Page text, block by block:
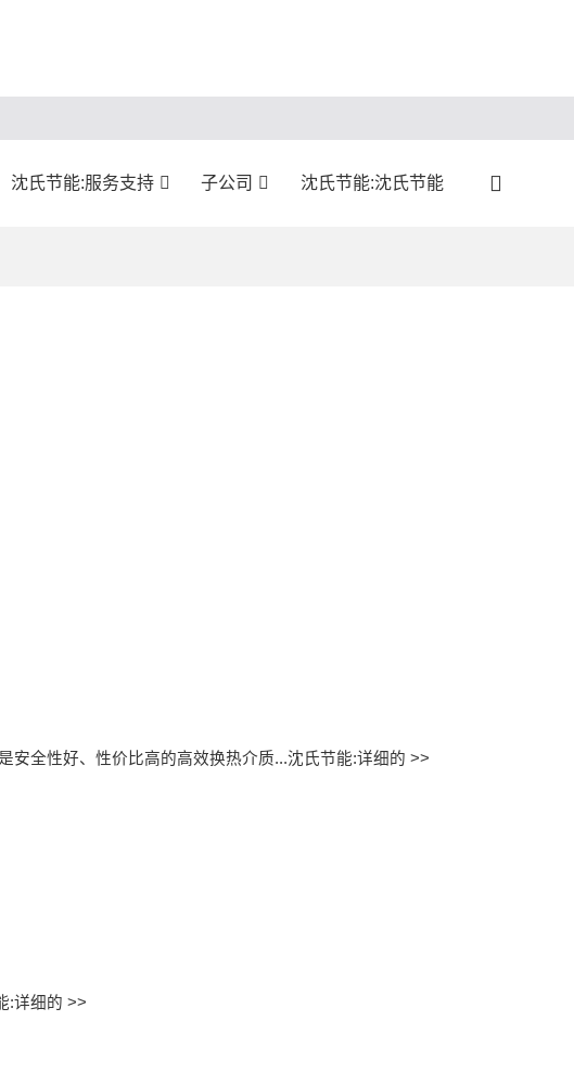
沈氏节能:服务支持 子公司 沈氏节能:沈氏节能
安全性好、性价比高的高效换热介质...沈氏节能:详细的 >>
:详细的 >>